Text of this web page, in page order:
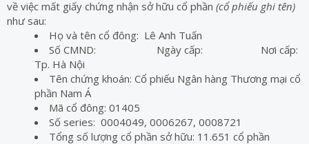
về việc mất giấy chứng nhận sở hữu cổ phần (cổ phiếu ghi tên)
như sau:
Họ và tên cổ đông: Lê Anh Tuấn
Số CMND: Ngày cấp: Nơi cấp:
Tp. Hà Nội
Tên chứng khoán: Cổ phiếu Ngân hàng Thương mại cổ
phần Nam Á
Mã cổ đông: 01405
Số series: 0004049, 0006267, 0008721
Tổng số lượng cổ phần sở hữu: 11.651 cổ phần